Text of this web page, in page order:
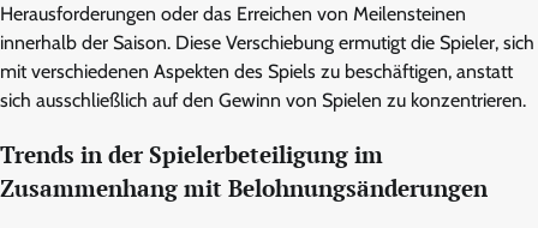
Herausforderungen oder das Erreichen von Meilensteinen
innerhalb der Saison. Diese Verschiebung ermutigt die Spieler, sich
mit verschiedenen Aspekten des Spiels zu beschäftigen, anstatt
sich ausschließlich auf den Gewinn von Spielen zu konzentrieren.
Trends in der Spielerbeteiligung im
Zusammenhang mit Belohnungsänderungen